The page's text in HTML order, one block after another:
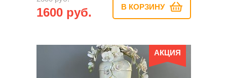
1600 руб. В КОРЗИНУ
АКЦИЯ